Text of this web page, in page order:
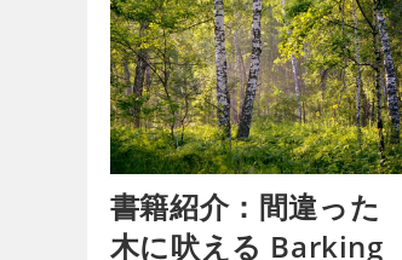
書籍紹介：間違った
木に吠える Barking